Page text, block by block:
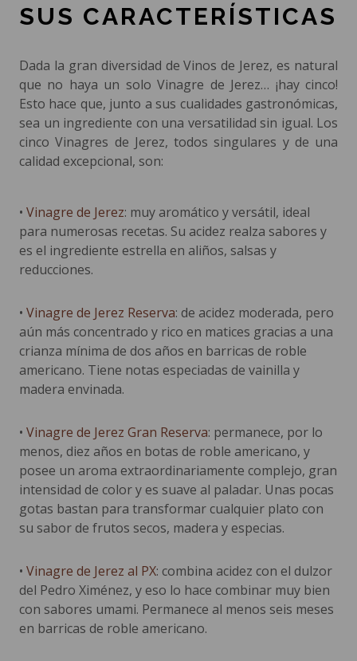
SUS CARACTERÍSTICAS
Dada la gran diversidad de Vinos de Jerez, es natural
que no haya un solo Vinagre de Jerez… ¡hay cinco!
Esto hace que, junto a sus cualidades gastronómicas,
sea un ingrediente con una versatilidad sin igual. Los
cinco Vinagres de Jerez, todos singulares y de una
calidad excepcional, son:
• Vinagre de Jerez: muy aromático y versátil, ideal
para numerosas recetas. Su acidez realza sabores y
es el ingrediente estrella en aliños, salsas y
reducciones.
• Vinagre de Jerez Reserva: de acidez moderada, pero
aún más concentrado y rico en matices gracias a una
crianza mínima de dos años en barricas de roble
americano. Tiene notas especiadas de vainilla y
madera envinada.
• Vinagre de Jerez Gran Reserva: permanece, por lo
menos, diez años en botas de roble americano, y
posee un aroma extraordinariamente complejo, gran
intensidad de color y es suave al paladar. Unas pocas
gotas bastan para transformar cualquier plato con
su sabor de frutos secos, madera y especias.
• Vinagre de Jerez al PX: combina acidez con el dulzor
del Pedro Ximénez, y eso lo hace combinar muy bien
con sabores umami. Permanece al menos seis meses
en barricas de roble americano.